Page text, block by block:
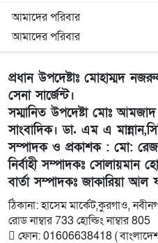
আমাদের পরিবার
আমাদের পরিবার
প্রধান উপদেষ্টাঃ মোহাম্মদ
সেনা সার্জেন্ট।
সম্মানিত উপদেষ্টা মোঃ
সাংবাদিক। ডা. এম এ
সম্পাদক ও প্রকাশক : মো:
নির্বাহী সম্পাদকঃ সোলায়মান
বার্তা সম্পাদকঃ জাকারিয়া আল
ঠিকানা: হাসেম মার্কেট,কুরগাও,
রোড নাম্বার 733 হোল্ডিং নাম্বার 805
ফোন: 01606638418 ( বাংলাদেশ